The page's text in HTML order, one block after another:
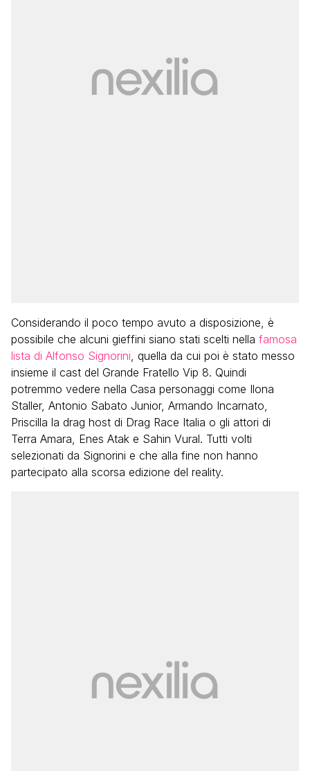
Considerando il poco tempo avuto a disposizione, è
possibile che alcuni gieffini siano stati scelti nella famosa
lista di Alfonso Signorini, quella da cui poi è stato messo
insieme il cast del Grande Fratello Vip 8. Quindi
potremmo vedere nella Casa personaggi come Ilona
Staller, Antonio Sabato Junior, Armando Incarnato,
Priscilla la drag host di Drag Race Italia o gli attori di
Terra Amara, Enes Atak e Sahin Vural. Tutti volti
selezionati da Signorini e che alla fine non hanno
partecipato alla scorsa edizione del reality.